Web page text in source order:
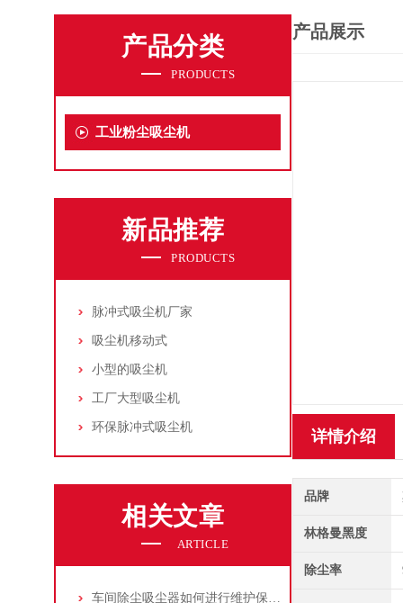
产品分类
PRODUCTS
工业粉尘吸尘机
新品推荐
PRODUCTS
脉冲式吸尘机厂家
吸尘机移动式
小型的吸尘机
工厂大型吸尘机
环保脉冲式吸尘机
相关文章
ARTICLE
车间除尘吸尘器如何进行维护保养？
产品展示
详情介绍
品牌
林格曼黑度
除尘率